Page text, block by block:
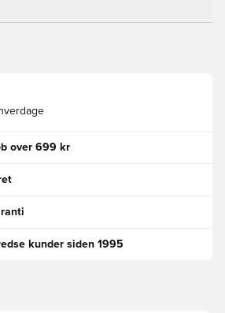
over 699 kr
kunder siden 1995